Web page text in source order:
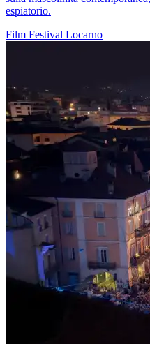
espiatorio.
Film Festival Locarno